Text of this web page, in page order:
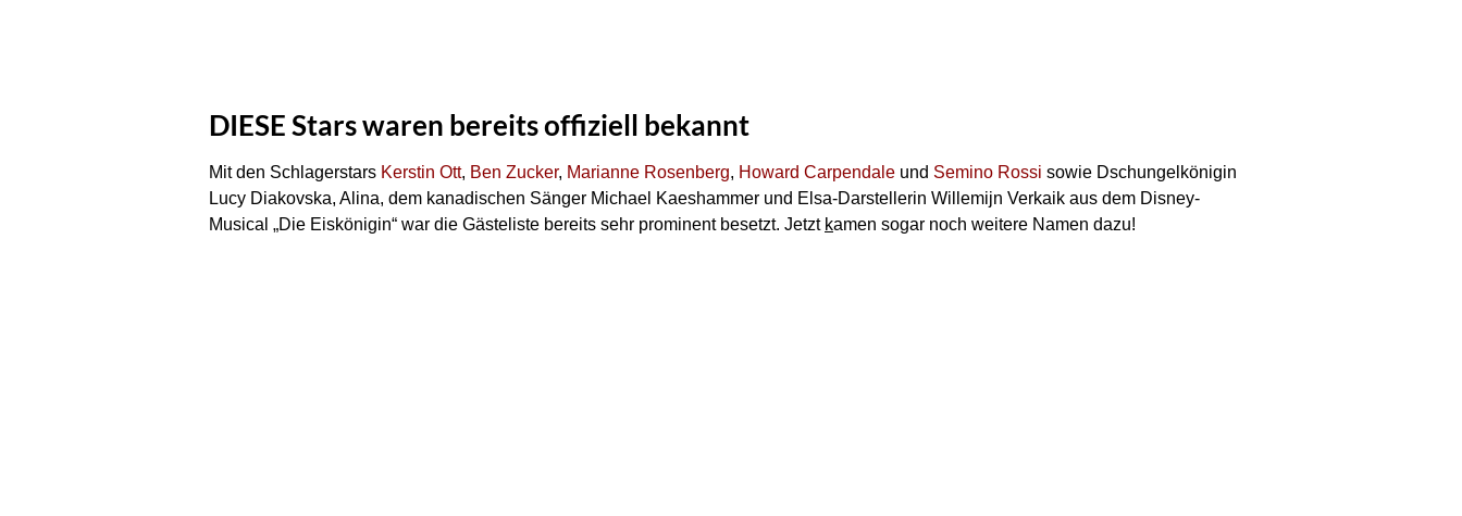
DIESE Stars waren bereits offiziell bekannt
Mit den Schlagerstars Kerstin Ott, Ben Zucker, Marianne Rosenberg, Howard Carpendale und Semino Rossi sowie Dschungelkönigin
Lucy Diakovska, Alina, dem kanadischen Sänger Michael Kaeshammer und Elsa-Darstellerin Willemijn Verkaik aus dem Disney-
Musical „Die Eiskönigin“ war die Gästeliste bereits sehr prominent besetzt. Jetzt kamen sogar noch weitere Namen dazu!